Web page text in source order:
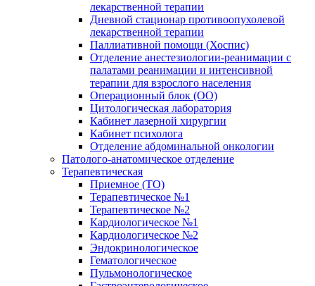
лекарственной терапии
Дневной стационар противоопухолевой
лекарственной терапии
Паллиативной помощи (Хоспис)
Отделение анестезиологии-реанимации с
палатами реанимации и интенсивной
терапии для взрослого населения
Операционный блок (ОО)
Цитологическая лаборатория
Кабинет лазерной хирургии
Кабинет психолога
Отделение абдоминальной онкологии
Патолого-анатомическое отделение
Терапевтическая
Приемное (ТО)
Терапевтическое №1
Терапевтическое №2
Кардиологическое №1
Кардиологическое №2
Эндокринологическое
Гематологическое
Пульмонологическое